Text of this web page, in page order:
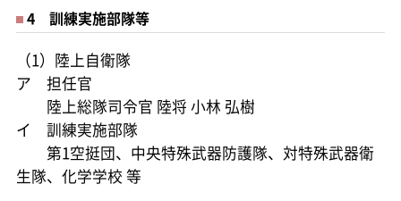
4 訓練実施部隊等
（1）陸上自衛隊
ア 担任官
陸上総隊司令官 陸将 小林 弘樹
イ 訓練実施部隊
第1空挺団、中央特殊武器防護隊、対特殊武器衛
生隊、化学学校 等